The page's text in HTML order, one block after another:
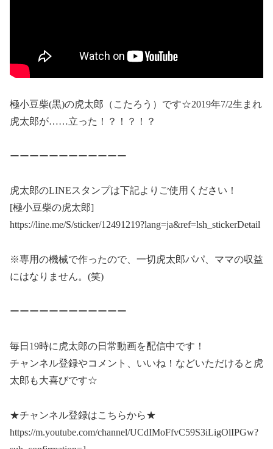
極小豆柴(黒)の虎太郎（こたろう）です☆2019年7/2生まれ
虎太郎が……立った！？！？！？
ーーーーーーーーーーーー
虎太郎のLINEスタンプは下記よりご使用ください！
[極小豆柴の虎太郎]
https://line.me/S/sticker/12491219?lang=ja&ref=lsh_stickerDetail
※専用の機械で作ったので、一切虎太郎パパ、ママの収益
にはなりません。(笑)
ーーーーーーーーーーーー
毎日19時に虎太郎の日常動画を配信中です！
チャンネル登録やコメント、いいね！などいただけると虎
太郎も大喜びです☆
★チャンネル登録はこちらから★
https://m.youtube.com/channel/UCdIMoFfvC59S3iLigOlIPGw?